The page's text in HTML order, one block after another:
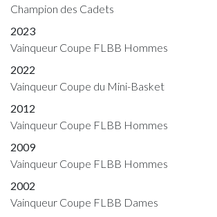
Champion des Cadets
2023
Vainqueur Coupe FLBB Hommes
2022
Vainqueur Coupe du Mini-Basket
2012
Vainqueur Coupe FLBB Hommes
2009
Vainqueur Coupe FLBB Hommes
2002
Vainqueur Coupe FLBB Dames